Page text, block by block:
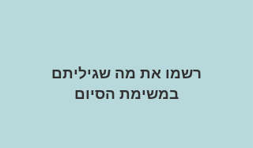
רשמו את מה שגיליתם
במשימת הסיום